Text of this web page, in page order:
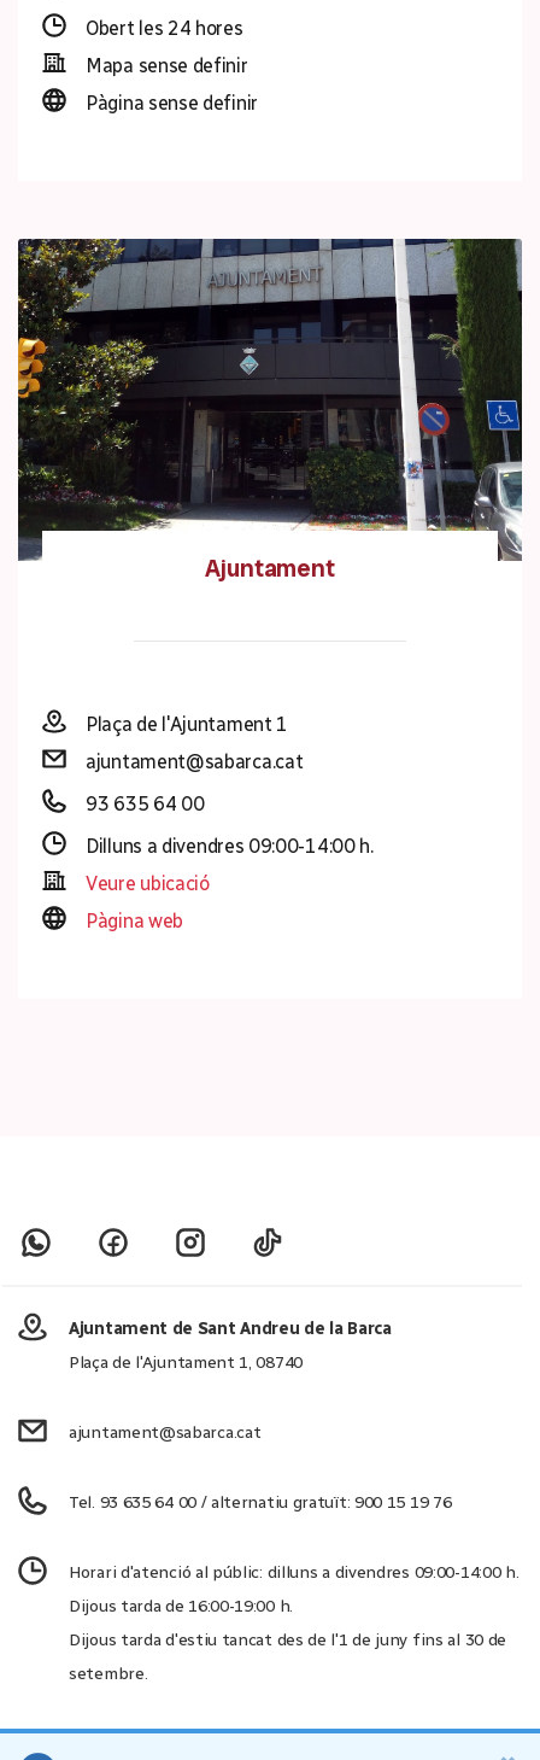
Obert les 24 hores
Mapa sense definir
Pàgina sense definir
Ajuntament
Plaça de l'Ajuntament 1
ajuntament@sabarca.cat
93 635 64 00
Dilluns a divendres 09:00-14:00 h.
Veure ubicació
Pàgina web
Ajuntament de Sant Andreu de la Barca
Plaça de l'Ajuntament 1, 08740
ajuntament@sabarca.cat
Tel. 93 635 64 00 / alternatiu gratuït: 900 15 19 76
Horari d'atenció al públic: dilluns a divendres 09:00-14:00 h.
Dijous tarda de 16:00-19:00 h.
Dijous tarda d'estiu tancat des de l'1 de juny fins al 30 de
setembre.